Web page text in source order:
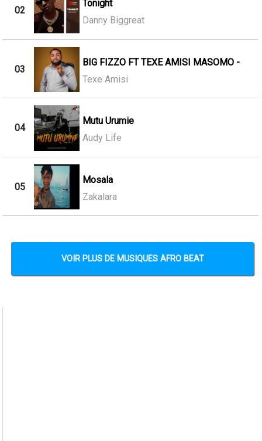
02
Tonight
Danny Biggreat
03
BIG FIZZO FT TEXE AMISI MASOMO -
Texe Amisi
04
Mutu Urumie
Audy Life
05
Mosala
Zakalara
VOIR PLUS DE MUSIQUES AFRO BEAT